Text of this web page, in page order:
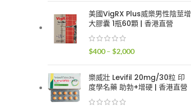
圍：
$2,400
美國VigRX Plus威樂男性陰莖增
大膠囊 1瓶60顆 | 香港直營
$400 – $2,000價
範
圍：
樂威壯 Levifil 20mg/30粒 印
度學名藥 助勃+增硬 | 香港直營